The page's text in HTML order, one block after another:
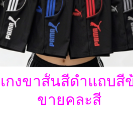
เกงขาสั้นสีดำแถบสี
ขายคละสี